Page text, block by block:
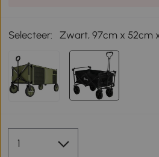
Selecteer: Zwart, 97cm x 52cm